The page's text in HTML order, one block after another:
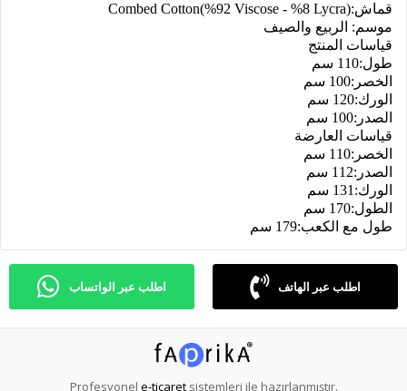
Combed Cotton(%92 Viscose - %8 Lycra):قماش
موسم: الربيع والصيف
قياسات المنتج
طول:110 سم
الخصر:100 سم
الورك:120 سم
الصدر:100 سم
قياسات العارضة
الخصر:110 سم
الصدر:112 سم
الورك:131 سم
الطول:170 سم
طول مع الكعب:179 سم
اطلب عبر الواتساب اطلب عبر الهاتف
Profesyonel e-ticaretsistemleri ile hazırlanmıştır.